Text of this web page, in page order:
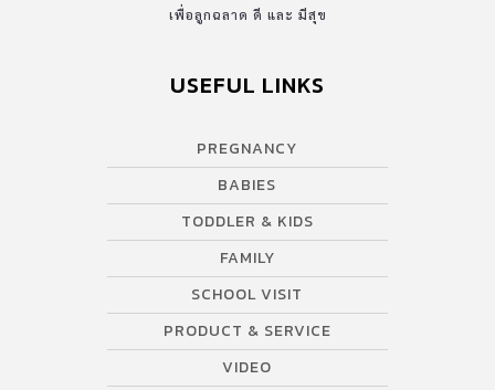
เพื่อลูกฉลาด ดี และ มีสุข
USEFUL LINKS
PREGNANCY
BABIES
TODDLER & KIDS
FAMILY
SCHOOL VISIT
PRODUCT & SERVICE
VIDEO